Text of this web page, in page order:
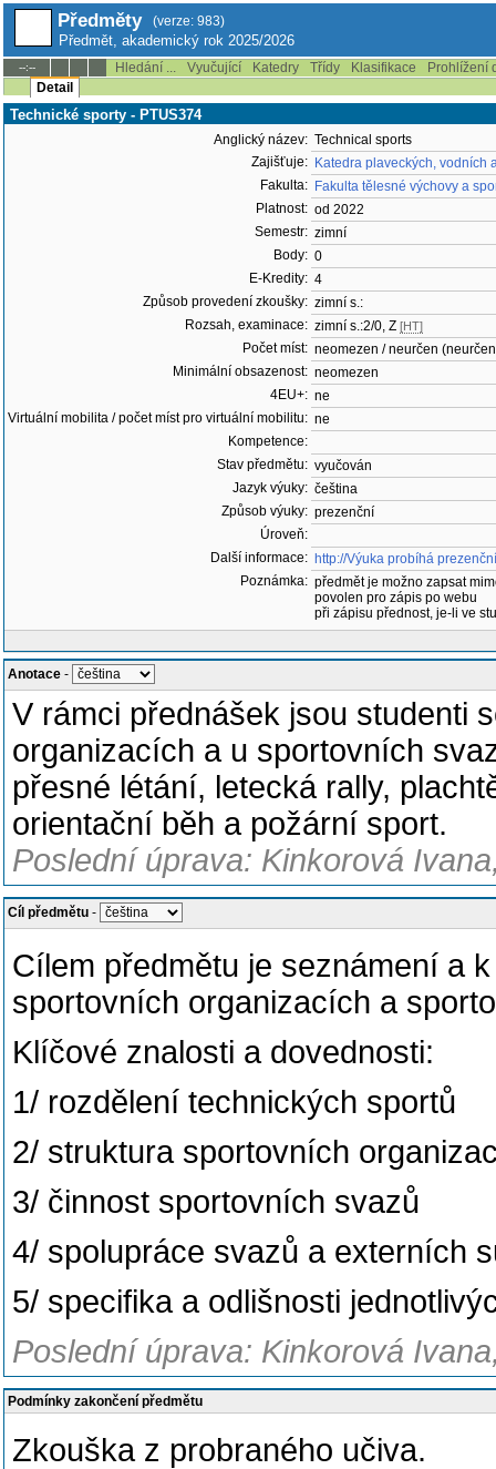
Předměty (verze: 983)
Předmět, akademický rok 2025/2026
--:-- Hledání ... Vyučující Katedry Třídy Klasifikace
Prohlížení
Detail
Technické sporty - PTUS374
Anglický název: Technical sports
Zajišťuje: Katedra plaveckých, vodních
Fakulta: Fakulta tělesné výchovy a
Platnost: od 2022
Semestr: zimní
Body: 0
E-Kredity: 4
Způsob provedení zkoušky: zimní s.:
Rozsah, examinace: zimní s.:2/0, Z [HT]
Počet míst: neomezen / neurčen
Minimální obsazenost: neomezen
4EU+: ne
Virtuální mobilita / počet míst pro virtuální mobilitu: ne
Kompetence:
Stav předmětu: vyučován
Jazyk výuky: čeština
Způsob výuky: prezenční
Úroveň:
Další informace: http://Výuka probíhá
Poznámka: předmět je možno zapsat
povolen pro zápis po webu
při zápisu přednost, je-li ve
Anotace -
V rámci přednášek jsou studenti
organizacích a u sportovních
přesné létání, letecká rally,
orientační běh a požární sport.
Poslední úprava: Kinkorová
Cíl předmětu -
Cílem předmětu je seznámení a
sportovních organizacích a
Klíčové znalosti a dovednosti:
1/ rozdělení technických sportů
2/ struktura sportovních
3/ činnost sportovních svazů
4/ spolupráce svazů a externích
5/ specifika a odlišnosti
Poslední úprava: Kinkorová
Podmínky zakončení předmětu
Zkouška z probraného učiva.